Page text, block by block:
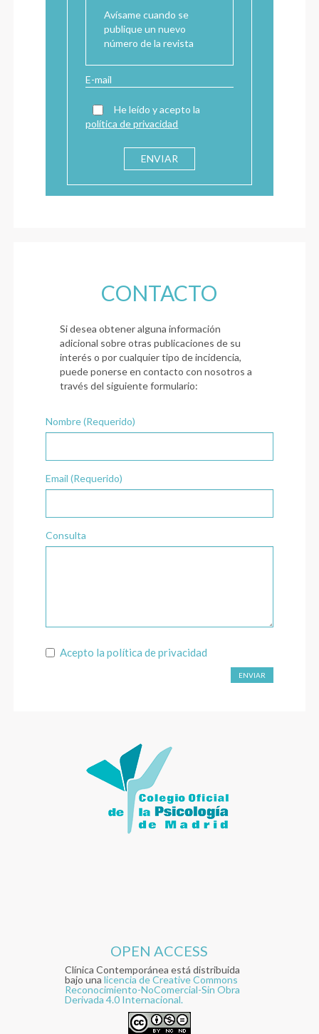
Avísame cuando se
publique un nuevo
número de la revista
He leído y acepto la
política de privacidad
CONTACTO
Si desea obtener alguna información
adicional sobre otras publicaciones de su
interés o por cualquier tipo de incidencia,
puede ponerse en contacto con nosotros a
través del siguiente formulario:
Nombre (Requerido)
Email (Requerido)
Consulta
Acepto lapolítica de privacidad
ENVIAR
OPEN ACCESS
Clínica Contemporánea está distribuida
bajo unalicencia de Creative Commons
Reconocimiento-NoComercial-Sin Obra
Derivada 4.0 Internacional.